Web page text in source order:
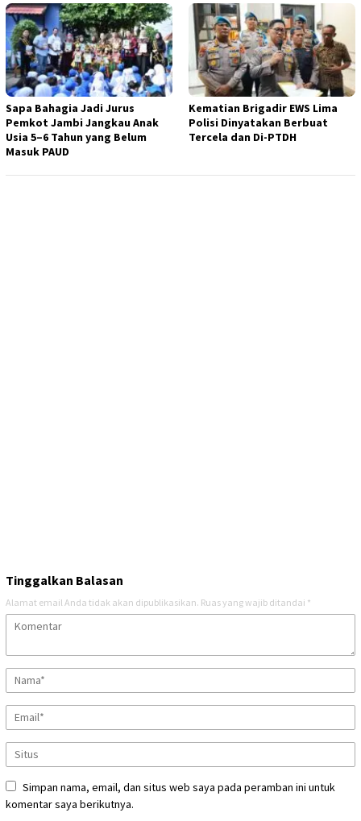
Sapa Bahagia Jadi Jurus
Pemkot Jambi Jangkau Anak
Usia 5–6 Tahun yang Belum
Masuk PAUD
Kematian Brigadir EWS Lima
Polisi Dinyatakan Berbuat
Tercela dan Di-PTDH
Tinggalkan Balasan
Alamat email Anda tidak akan dipublikasikan. Ruas yang wajib ditandai *
Simpan nama, email, dan situs web saya pada peramban ini untuk
komentar saya berikutnya.